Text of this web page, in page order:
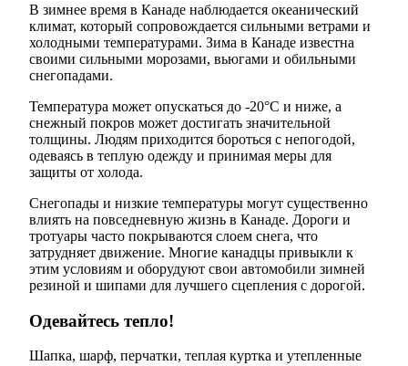
В зимнее время в Канаде наблюдается океанический
климат, который сопровождается сильными ветрами и
холодными температурами. Зима в Канаде известна
своими сильными морозами, вьюгами и обильными
снегопадами.
Температура может опускаться до -20°C и ниже, а
снежный покров может достигать значительной
толщины. Людям приходится бороться с непогодой,
одеваясь в теплую одежду и принимая меры для
защиты от холода.
Снегопады и низкие температуры могут существенно
влиять на повседневную жизнь в Канаде. Дороги и
тротуары часто покрываются слоем снега, что
затрудняет движение. Многие канадцы привыкли к
этим условиям и оборудуют свои автомобили зимней
резиной и шипами для лучшего сцепления с дорогой.
Одевайтесь тепло!
Шапка, шарф, перчатки, теплая куртка и утепленные